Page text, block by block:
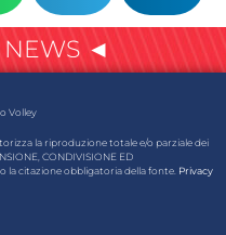
NEWS ◄
Volley
la riproduzione totale e/o parziale dei
CONDIVISIONE ED
la citazione obbligatoria della fonte. Privacy